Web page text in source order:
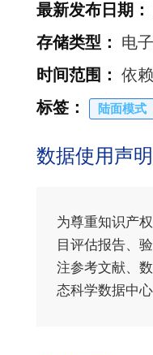
最新发布日期 ：
存储类型 ：
电
时间范围 ： 依
标签 ： 陆面模式
数据使用声明
为尊重知识产
目评估报告、
注参考文献、
态科学数据中